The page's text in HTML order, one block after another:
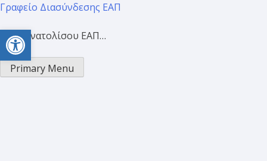
Open toolbar
Γραφείο Διασύνδεσης ΕΑΠ
Προσανατολίσου ΕΑΠ…
Primary Menu